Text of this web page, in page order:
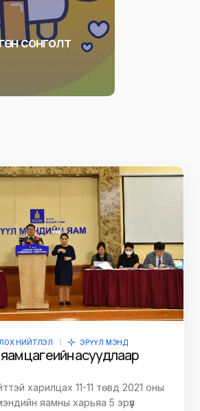
сонголт
НИЙТЛЭЛ ЭРҮҮЛ МЭНД
яам цаг үеийн асуудлаар
харилцах 11-11 төвд 2021 оны
яамны харьяа 5 эрүүл